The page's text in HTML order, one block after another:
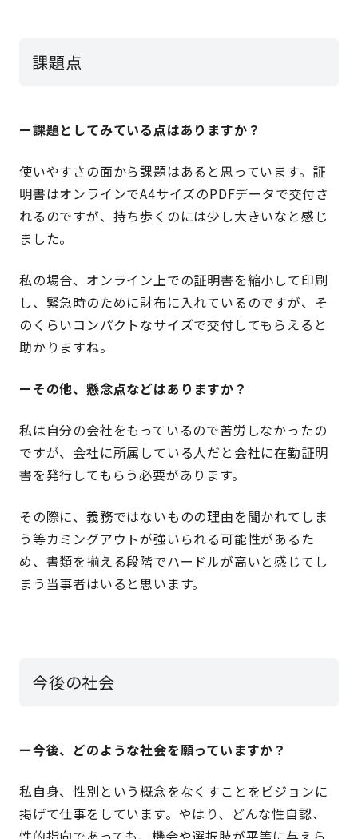
課題点
ー課題としてみている点はありますか？
使いやすさの面から課題はあると思っています。証
明書はオンラインでA4サイズのPDFデータで交付さ
れるのですが、持ち歩くのには少し大きいなと感じ
ました。
私の場合、オンライン上での証明書を縮小して印刷
し、緊急時のために財布に入れているのですが、そ
のくらいコンパクトなサイズで交付してもらえると
助かりますね。
ーその他、懸念点などはありますか？
私は自分の会社をもっているので苦労しなかったの
ですが、会社に所属している人だと会社に在勤証明
書を発行してもらう必要があります。
その際に、義務ではないものの理由を聞かれてしま
う等カミングアウトが強いられる可能性があるた
め、書類を揃える段階でハードルが高いと感じてし
まう当事者はいると思います。
今後の社会
ー今後、どのような社会を願っていますか？
私自身、性別という概念をなくすことをビジョンに
掲げて仕事をしています。やはり、どんな性自認、